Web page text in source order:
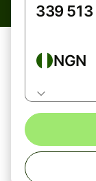
NGN